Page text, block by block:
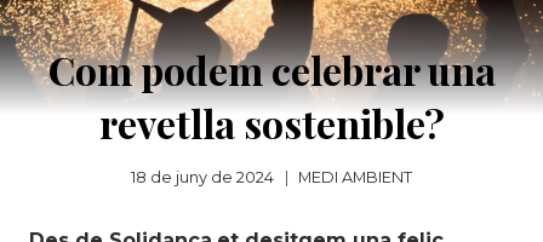
Com podem celebrar una
revetlla sostenible?
18 de juny de 2024 MEDI AMBIENT